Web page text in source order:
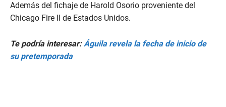
Además del fichaje de Harold Osorio proveniente del
Chicago Fire II de Estados Unidos.
Te podría interesar:Águila revela la fecha de inicio de
su pretemporada